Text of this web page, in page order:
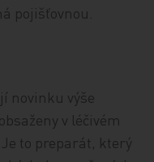
pojišťovnou.
novinku výše
v léčivém
to preparát, který